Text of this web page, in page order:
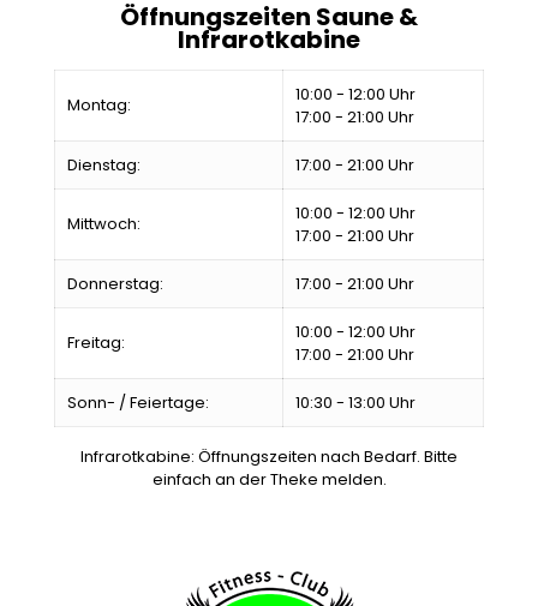
Öffnungszeiten Saune &
Infrarotkabine
Montag:
10:00 - 12:00 Uhr
17:00 - 21:00 Uhr
Dienstag: 17:00 - 21:00 Uhr
Mittwoch:
10:00 - 12:00 Uhr
17:00 - 21:00 Uhr
Donnerstag: 17:00 - 21:00 Uhr
Freitag:
10:00 - 12:00 Uhr
17:00 - 21:00 Uhr
Sonn- / Feiertage: 10:30 - 13:00 Uhr
Infrarotkabine: Öffnungszeiten nach Bedarf. Bitte
einfach an der Theke melden.